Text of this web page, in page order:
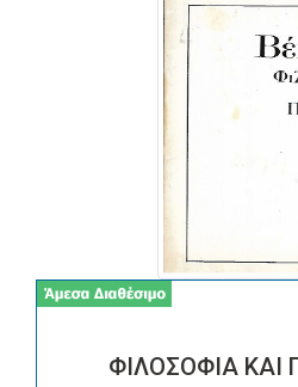
ΦΙΛΟΣΟΦΙΑ ΚΑΙ